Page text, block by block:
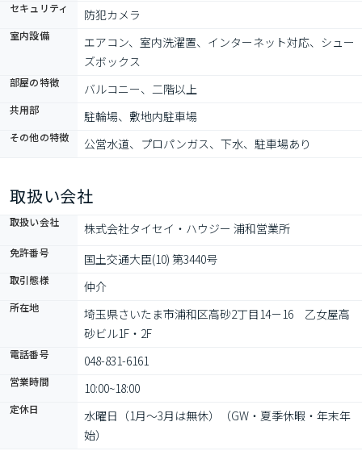
セキュリティ 防犯カメラ
室内設備
エアコン、室内洗濯置、インターネット対応、シュー
ズボックス
部屋の特徴 バルコニー、二階以上
共用部 駐輪場、敷地内駐車場
その他の特徴 公営水道、プロパンガス、下水、駐車場あり
取扱い会社
取扱い会社 株式会社タイセイ・ハウジー 浦和営業所
免許番号 国土交通大臣(10) 第3440号
取引態様 仲介
所在地
埼玉県さいたま市浦和区高砂2丁目14－16　乙女屋高
砂ビル1F・2F
電話番号 048-831-6161
営業時間 10:00~18:00
定休日
水曜日（1月～3月は無休）（GW・夏季休暇・年末年
始）